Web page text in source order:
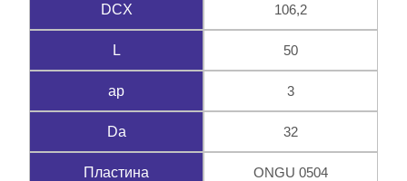
DCX 106,2
L 50
ap 3
Da 32
Пластина ONGU 0504